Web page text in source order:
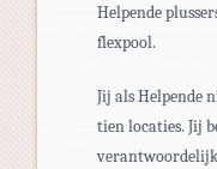
Helpende
flexpool.
Jij als Helpende
tien locaties. Jij
verantwoordelijk